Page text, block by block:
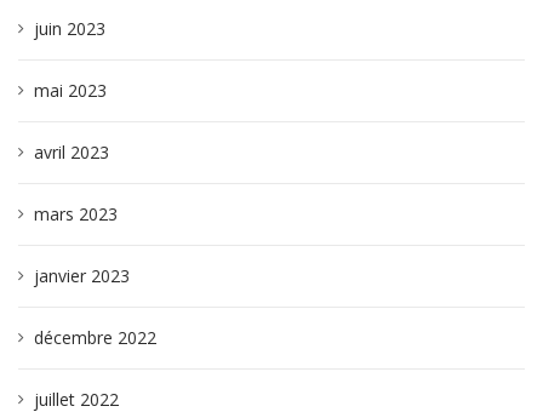
juin 2023
mai 2023
avril 2023
mars 2023
janvier 2023
décembre 2022
juillet 2022